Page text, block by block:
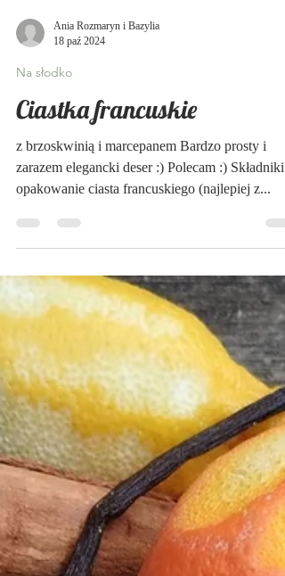
Ania Rozmaryn i Bazylia
18 paź 2024
Ciastka francuskie
z brzoskwinią i marcepanem Bardzo prosty i
zarazem elegancki deser :) Polecam :) Składniki:
opakowanie ciasta francuskiego (najlepiej z...